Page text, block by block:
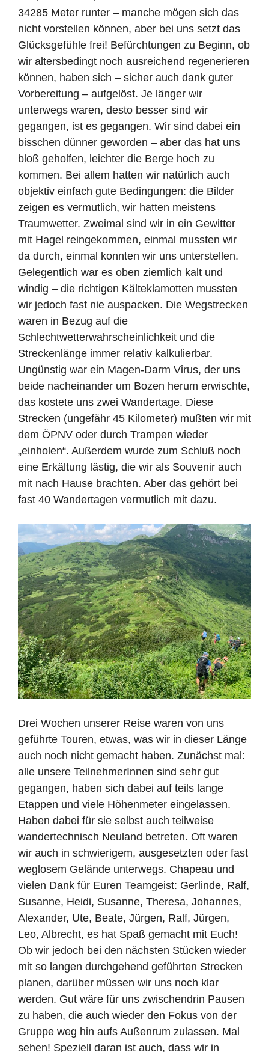
34285 Meter runter – manche mögen sich das
nicht vorstellen können, aber bei uns setzt das
Glücksgefühle frei! Befürchtungen zu Beginn, ob
wir altersbedingt noch ausreichend regenerieren
können, haben sich – sicher auch dank guter
Vorbereitung – aufgelöst. Je länger wir
unterwegs waren, desto besser sind wir
gegangen, ist es gegangen. Wir sind dabei ein
bisschen dünner geworden – aber das hat uns
bloß geholfen, leichter die Berge hoch zu
kommen. Bei allem hatten wir natürlich auch
objektiv einfach gute Bedingungen: die Bilder
zeigen es vermutlich, wir hatten meistens
Traumwetter. Zweimal sind wir in ein Gewitter
mit Hagel reingekommen, einmal mussten wir
da durch, einmal konnten wir uns unterstellen.
Gelegentlich war es oben ziemlich kalt und
windig – die richtigen Kälteklamotten mussten
wir jedoch fast nie auspacken. Die Wegstrecken
waren in Bezug auf die
Schlechtwetterwahrscheinlichkeit und die
Streckenlänge immer relativ kalkulierbar.
Ungünstig war ein Magen-Darm Virus, der uns
beide nacheinander um Bozen herum erwischte,
das kostete uns zwei Wandertage. Diese
Strecken (ungefähr 45 Kilometer) mußten wir mit
dem ÖPNV oder durch Trampen wieder
„einholen“. Außerdem wurde zum Schluß noch
eine Erkältung lästig, die wir als Souvenir auch
mit nach Hause brachten. Aber das gehört bei
fast 40 Wandertagen vermutlich mit dazu.
Drei Wochen unserer Reise waren von uns
geführte Touren, etwas, was wir in dieser Länge
auch noch nicht gemacht haben. Zunächst mal:
alle unsere TeilnehmerInnen sind sehr gut
gegangen, haben sich dabei auf teils lange
Etappen und viele Höhenmeter eingelassen.
Haben dabei für sie selbst auch teilweise
wandertechnisch Neuland betreten. Oft waren
wir auch in schwierigem, ausgesetzten oder fast
weglosem Gelände unterwegs. Chapeau und
vielen Dank für Euren Teamgeist: Gerlinde, Ralf,
Susanne, Heidi, Susanne, Theresa, Johannes,
Alexander, Ute, Beate, Jürgen, Ralf, Jürgen,
Leo, Albrecht, es hat Spaß gemacht mit Euch!
Ob wir jedoch bei den nächsten Stücken wieder
mit so langen durchgehend geführten Strecken
planen, darüber müssen wir uns noch klar
werden. Gut wäre für uns zwischendrin Pausen
zu haben, die auch wieder den Fokus von der
Gruppe weg hin aufs Außenrum zulassen. Mal
sehen! Speziell daran ist auch, dass wir in